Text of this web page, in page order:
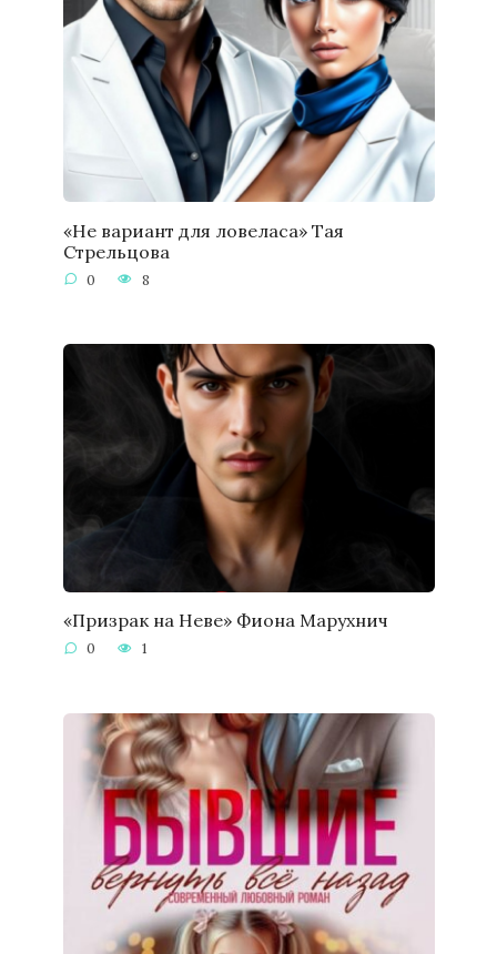
«Не вариант для ловеласа» Тая
Стрельцова
0 8
«Призрак на Неве» Фиона Марухнич
0 1